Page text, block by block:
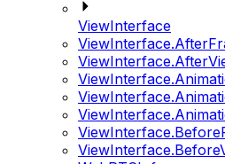
ViewInterface